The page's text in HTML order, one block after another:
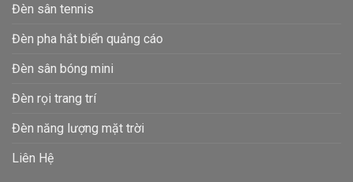
Đèn sân tennis
Đèn pha hắt biển quảng cáo
Đèn sân bóng mini
Đèn rọi trang trí
Đèn năng lượng mặt trời
Liên Hệ